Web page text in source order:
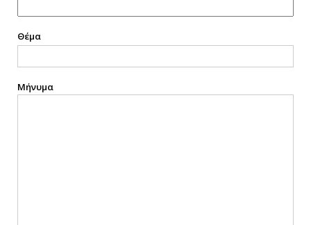
Θέμα
Μήνυμα